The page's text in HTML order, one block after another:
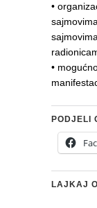
•
•
PODJELI
LAJKAJ